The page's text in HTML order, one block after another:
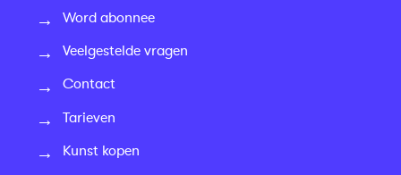
Word abonnee
Veelgestelde vragen
Contact
Tarieven
Kunst kopen